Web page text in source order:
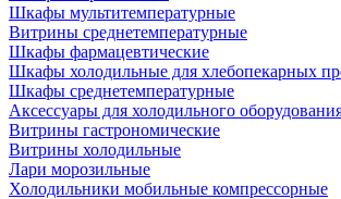
Шкафы мультитемпературные
Витрины среднетемпературные
Шкафы фармацевтические
Шкафы холодильные для хлебопекарных
Шкафы среднетемпературные
Аксессуары для холодильного
Витрины гастрономические
Витрины холодильные
Лари морозильные
Холодильники мобильные компрессорные